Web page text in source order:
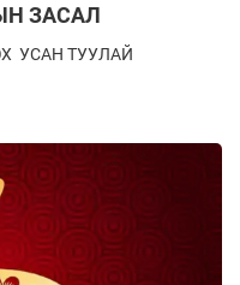
ЗАСАЛ
УСАН ТУУЛАЙ